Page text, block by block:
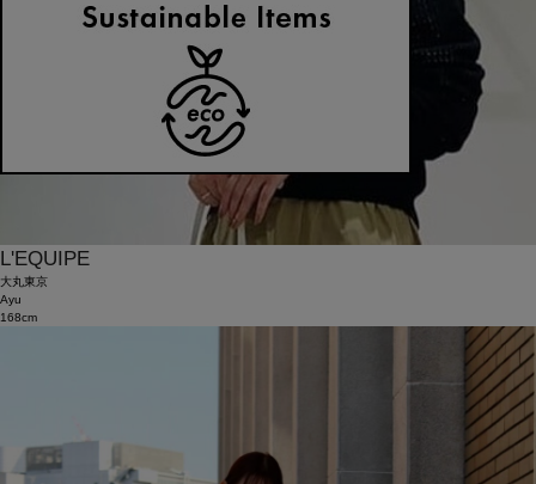
L'EQUIPE
大丸東京
Ayu
168cm